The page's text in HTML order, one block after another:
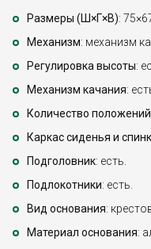
Размеры (Ш×Г×В):
Механизм: механизм
Регулировка высоты:
Механизм качания:
Количество
Каркас сиденья и
Подголовник: есть.
Подлокотники: есть.
Вид основания:
Материал основания: